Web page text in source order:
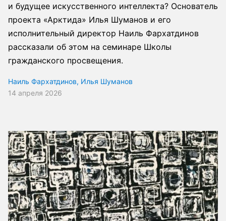
Наиль Фархатдинов, Илья Шуманов
14 апреля 2026
и будущее искусственного интеллекта? Основатель
проекта «Арктида» Илья Шуманов и его
исполнительный директор Наиль Фархатдинов
рассказали об этом на семинаре Школы
гражданского просвещения.